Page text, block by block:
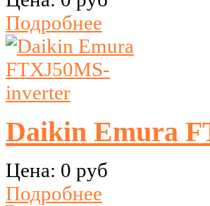
Подробнее
Daikin Emura
Цена: 0 руб
Подробнее